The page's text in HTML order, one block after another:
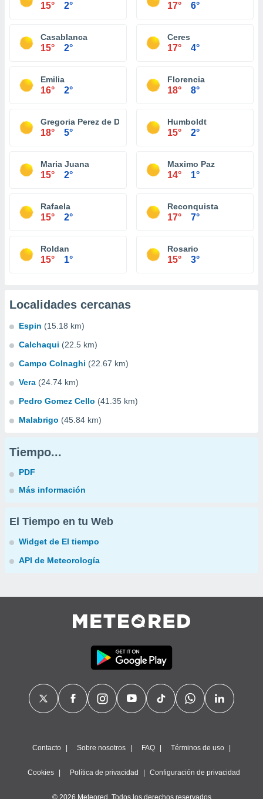
15° 2° 17° 6°
Casablanca
15° 2°
Ceres
17° 4°
Emilia
16° 2°
Florencia
18° 8°
Gregoria Perez de Denis
18° 5°
Humboldt
15° 2°
Maria Juana
15° 2°
Maximo Paz
14° 1°
Rafaela
15° 2°
Reconquista
17° 7°
Roldan
15° 1°
Rosario
15° 3°
Localidades cercanas
Espin (15.18 km)
Calchaqui (22.5 km)
Campo Colnaghi (22.67 km)
Vera (24.74 km)
Pedro Gomez Cello (41.35 km)
Malabrigo (45.84 km)
Tiempo...
PDF
Más información
El Tiempo en tu Web
Widget de El tiempo
API de Meteorología
Contacto Sobre nosotros FAQ Términos de uso
Cookies Política de privacidad Configuración de privacidad
© 2026 Meteored. Todos los derechos reservados